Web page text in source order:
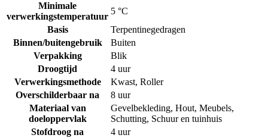
Minimale
verwerkingstemperatuur
5 °C
Basis
Terpentinegedragen
Binnen/buitengebruik
Buiten
Verpakking
Blik
Droogtijd
4 uur
Verwerkingsmethode
Kwast, Roller
Overschilderbaar na
8 uur
Materiaal van
doeloppervlak
Gevelbekleding, Hout, Meubels,
Schutting, Schuur en tuinhuis
Stofdroog na
4 uur